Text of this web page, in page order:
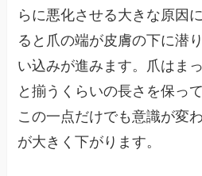
らに悪化させる大きな原因
ると爪の端が皮膚の下に潜
い込みが進みます。爪はま
と揃うくらいの長さを保っ
この一点だけでも意識が変
が大きく下がります。